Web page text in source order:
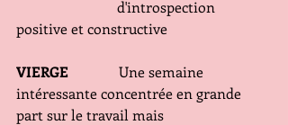
positive et constructive
VIERGE
              Une semaine
intéressante concentrée en grande
part sur le travail mais